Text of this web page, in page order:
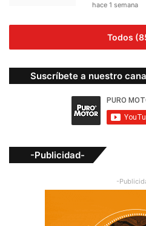
hace 1 semana
Todos
Suscríbete a nuestro
-Publicidad-
-